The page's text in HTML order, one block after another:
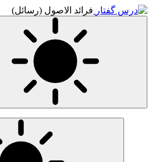
فرائد الاصول (رسائل)